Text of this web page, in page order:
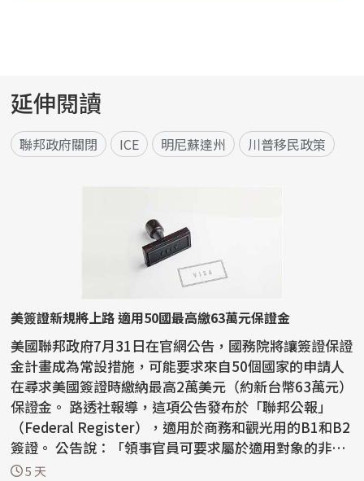
延伸閱讀
聯邦政府關閉 ICE 明尼蘇達州 川普移民政策
美簽證新規將上路 適用50國最高繳63萬元保證金
美國聯邦政府7月31日在官網公告，國務院將讓簽證保證
金計畫成為常設措施，可能要求來自50個國家的申請人
在尋求美國簽證時繳納最高2萬美元（約新台幣63萬元）
保證金。 路透社報導，這項公告發布於「聯邦公報」
（Federal Register），適用於商務和觀光用的B1和B2
簽證。 公告說：「領事官員可要求屬於適用對象的非移
民...5 天